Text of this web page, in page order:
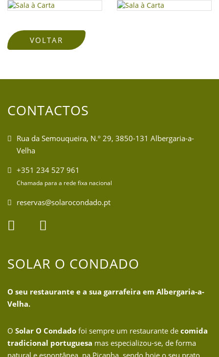
VOLTAR
CONTACTOS
Rua da Semouqueira, N.º 29, 3850-131 Albergaria-a-
Velha
+351 234 527 961
Chamada para a rede fixa nacional
reservas@solarocondado.pt
SOLAR O CONDADO
O seu restaurante e a sua garrafeira em Albergaria-a-
Velha.
O Solar O Condado foi sempre um restaurante de comida
tradicional portuguesa mas especializou-se, de forma
natural e espontânea, na Picanha, sendo hoje o seu prato